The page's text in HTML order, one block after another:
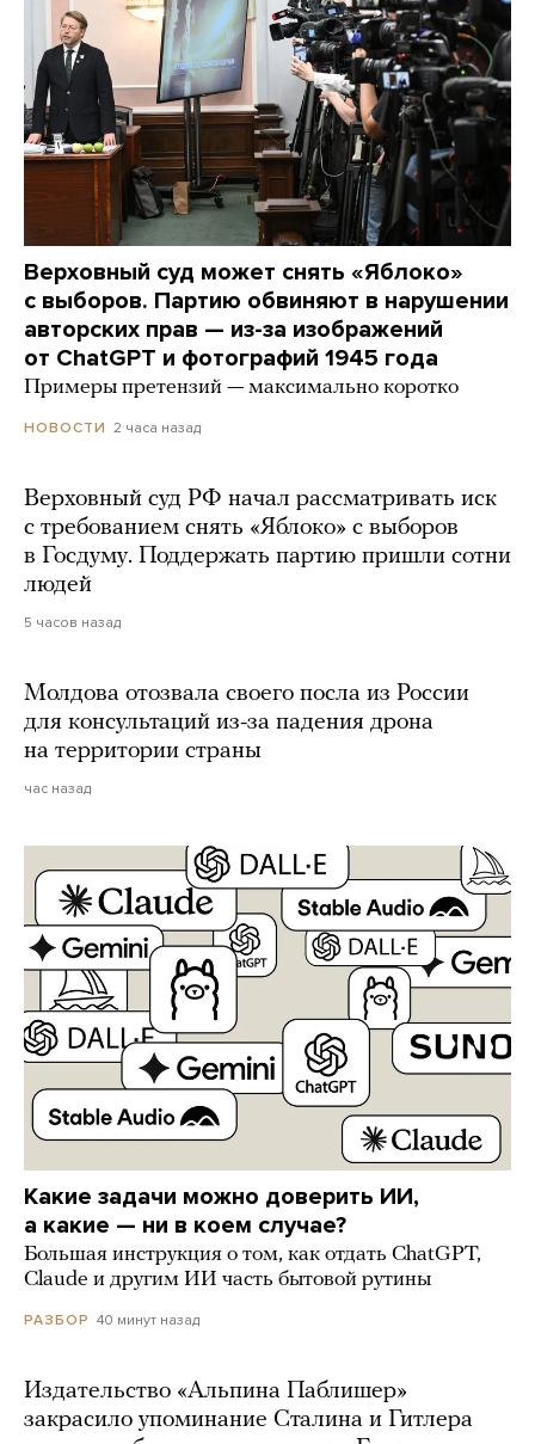
Верховный суд может снять «Яблоко»
с выборов. Партию обвиняют в нарушении
авторских прав — из-за изображений
от ChatGPT и фотографий 1945 года
Примеры претензий — максимально коротко
НОВОСТИ 2 часа назад
Верховный суд РФ начал рассматривать иск
с требованием снять «Яблоко» с выборов
в Госдуму. Поддержать партию пришли сотни
людей
5 часов назад
Молдова отозвала своего посла из России
для консультаций из-за падения дрона
на территории страны
час назад
Какие задачи можно доверить ИИ,
а какие — ни в коем случае?
Большая инструкция о том, как отдать ChatGPT,
Claude и другим ИИ часть бытовой рутины
РАЗБОР 40 минут назад
Издательство «Альпина Паблишер»
закрасило упоминание Сталина и Гитлера